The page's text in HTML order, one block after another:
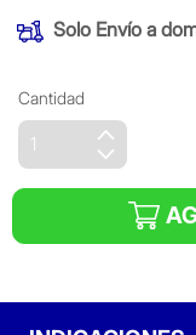
SoloEnvío a
Cantidad